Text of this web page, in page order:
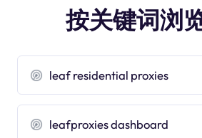
按关键词浏
leaf residential proxies
leafproxies dashboard